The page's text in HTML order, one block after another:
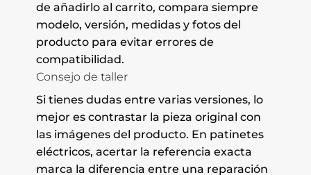
de añadirlo al carrito, compara siempre
modelo, versión, medidas y fotos del
producto para evitar errores de
compatibilidad.
Consejo de taller
Si tienes dudas entre varias versiones, lo
mejor es contrastar la pieza original con
las imágenes del producto. En patinetes
eléctricos, acertar la referencia exacta
marca la diferencia entre una reparación